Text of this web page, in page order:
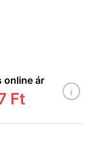
online ár
Ft